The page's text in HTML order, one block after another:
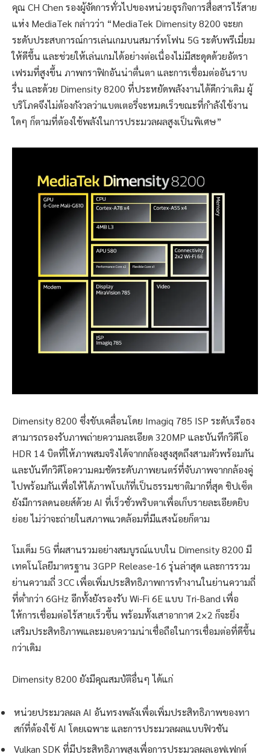
คุณ CH Chen รองผู้จัดการทั่วไปของหน่วยธุรกิจการสื่อสารไร้สาย
แห่ง MediaTek กล่าวว่า “MediaTek Dimensity 8200 จะยก
ระดับประสบการณ์การเล่นเกมบนสมาร์ทโฟน 5G ระดับพรีเมี่ยม
ให้ดีขึ้น และช่วยให้เล่นเกมได้อย่างต่อเนื่องไม่มีสะดุดด้วยอัตรา
เฟรมที่สูงขึ้น ภาพกราฟิกอันน่าตื่นตา และการเชื่อมต่ออันราบ
รื่น และด้วย Dimensity 8200 ที่ประหยัดพลังงานได้ดีกว่าเดิม ผู้
บริโภคจึงไม่ต้องกังวลว่าแบตเตอรี่จะหมดเร็วขณะที่กำลังใช้งาน
ใดๆ ก็ตามที่ต้องใช้พลังในการประมวลผลสูงเป็นพิเศษ”
Dimensity 8200 ซึ่งขับเคลื่อนโดย Imagiq 785 ISP ระดับเรือธง
สามารถรองรับภาพถ่ายความละเอียด 320MP และบันทึกวิดีโอ
HDR 14 บิตที่ให้ภาพสมจริงได้จากกล้องสูงสุดถึงสามตัวพร้อมกัน
และบันทึกวิดีโอความคมชัดระดับภาพยนตร์ที่จับภาพจากกล้องคู่
ไปพร้อมกันเพื่อให้ได้ภาพโบเก้ที่เป็นธรรมชาติมากที่สุด ชิปเซ็ต
ยังมีการลดนอยส์ด้วย AI ที่เร็วชั่วพริบตาเพื่อเก็บรายละเอียดยิบ
ย่อย ไม่ว่าจะถ่ายในสภาพแวดล้อมที่มีแสงน้อยก็ตาม
โมเด็ม 5G ที่ผสานรวมอย่างสมบูรณ์แบบใน Dimensity 8200 มี
เทคโนโลยีมาตรฐาน 3GPP Release-16 รุ่นล่าสุด และการรวม
ย่านความถี่ 3CC เพื่อเพิ่มประสิทธิภาพการทำงานในย่านความถี่
ที่ต่ำกว่า 6GHz อีกทั้งยังรองรับ Wi-Fi 6E แบบ Tri-Band เพื่อ
ให้การเชื่อมต่อไร้สายเร็วขึ้น พร้อมทั้งเสาอากาศ 2×2 ก็จะยิ่ง
เสริมประสิทธิภาพและมอบความน่าเชื่อถือในการเชื่อมต่อที่ดีขึ้น
กว่าเดิม
Dimensity 8200 ยังมีคุณสมบัติอื่นๆ ได้แก่
หน่วยประมวลผล AI อันทรงพลังเพื่อเพิ่มประสิทธิภาพของทา
สก์ที่ต้องใช้ AI โดยเฉพาะ และการประมวลผลแบบฟิวชัน
Vulkan SDK ที่มีประสิทธิภาพสูงเพื่อการประมวลผลเอฟเฟกต์